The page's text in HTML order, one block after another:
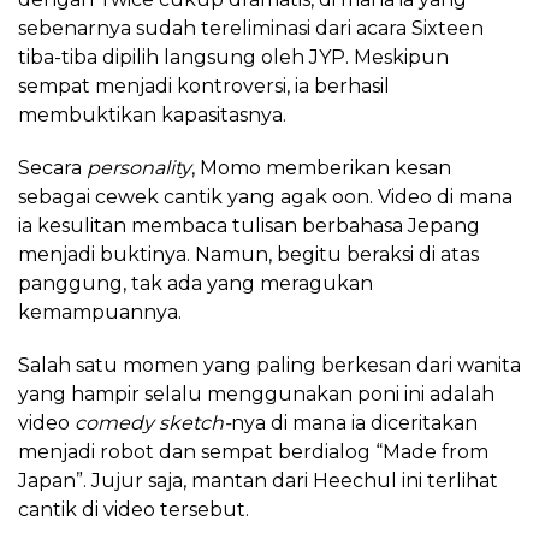
sebenarnya sudah tereliminasi dari acara Sixteen
tiba-tiba dipilih langsung oleh JYP. Meskipun
sempat menjadi kontroversi, ia berhasil
membuktikan kapasitasnya.
Secara personality, Momo memberikan kesan
sebagai cewek cantik yang agak oon. Video di mana
ia kesulitan membaca tulisan berbahasa Jepang
menjadi buktinya. Namun, begitu beraksi di atas
panggung, tak ada yang meragukan
kemampuannya.
Salah satu momen yang paling berkesan dari wanita
yang hampir selalu menggunakan poni ini adalah
video comedy sketch-nya di mana ia diceritakan
menjadi robot dan sempat berdialog “Made from
Japan”. Jujur saja, mantan dari Heechul ini terlihat
cantik di video tersebut.